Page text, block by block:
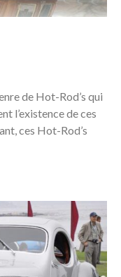
de Hot-Rod’s qui
l’existence de ces
ces Hot-Rod’s